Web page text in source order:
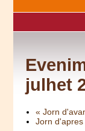
julhet
« Jorn
Jorn d'apres